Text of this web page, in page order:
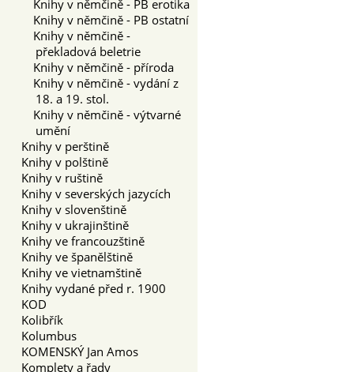
Knihy v němčině - PB erotika
Knihy v němčině - PB ostatní
Knihy v němčině -
překladová beletrie
Knihy v němčině - příroda
Knihy v němčině - vydání z
18. a 19. stol.
Knihy v němčině - výtvarné
umění
Knihy v perštině
Knihy v polštině
Knihy v ruštině
Knihy v severských jazycích
Knihy v slovenštině
Knihy v ukrajinštině
Knihy ve francouzštině
Knihy ve španělštině
Knihy ve vietnamštině
Knihy vydané před r. 1900
KOD
Kolibřík
Kolumbus
KOMENSKÝ Jan Amos
Komplety a řady